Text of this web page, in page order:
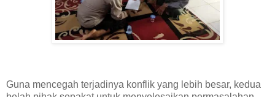
Guna mencegah terjadinya konflik yang lebih besar, kedua